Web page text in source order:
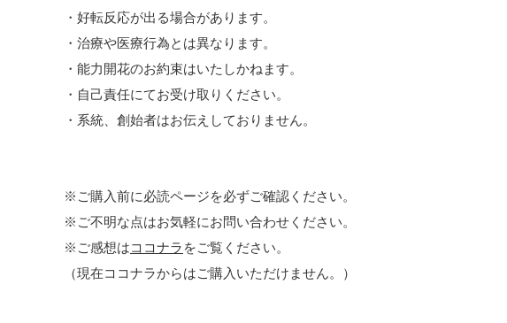
・好転反応が出る場合があります。
・治療や医療行為とは異なります。
・能力開花のお約束はいたしかねます。
・自己責任にてお受け取りください。
・系統、創始者はお伝えしておりません。
※ご購入前に必読ページを必ずご確認ください。
※ご不明な点はお気軽にお問い合わせください。
※ご感想はココナラ をご覧ください。
（現在ココナラからはご購入いただけません。）